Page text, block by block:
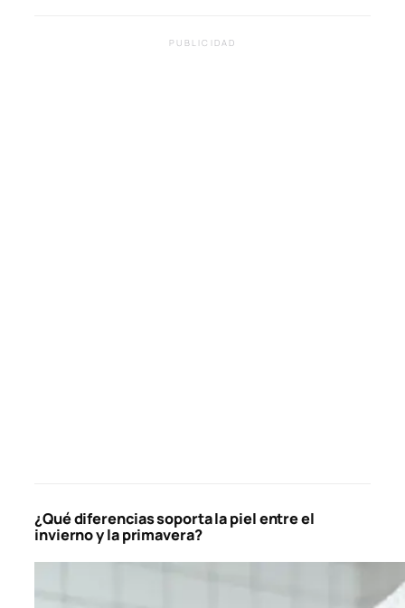
PUBLICIDAD
¿Qué diferencias soporta la piel entre el
invierno y la primavera?